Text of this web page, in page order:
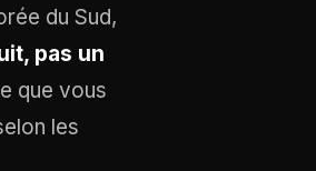
du Sud,
pas un
que vous
les